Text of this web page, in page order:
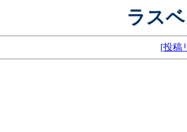
ラス
[投稿